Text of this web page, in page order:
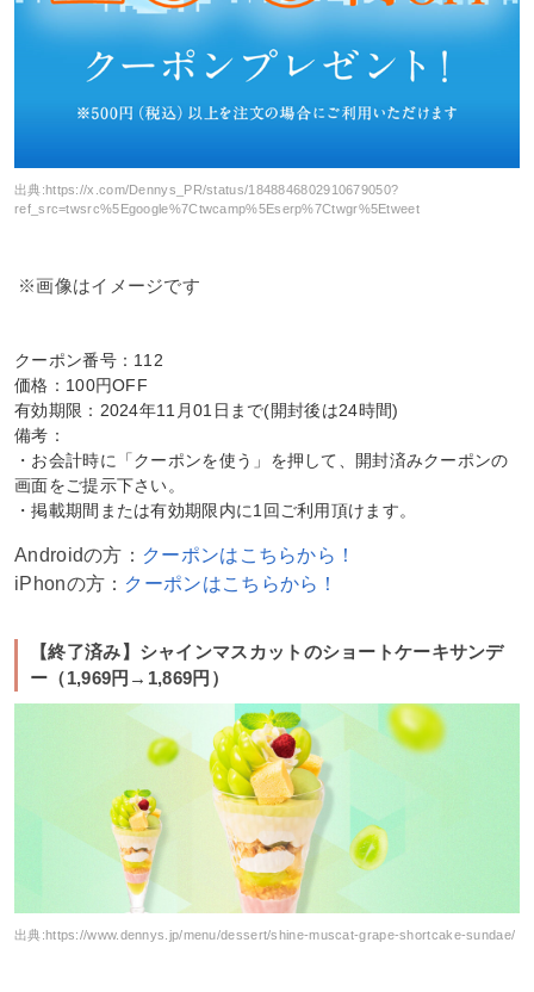
出典:https://x.com/Dennys_PR/status/1848846802910679050?
ref_src=twsrc%5Egoogle%7Ctwcamp%5Eserp%7Ctwgr%5Etweet
※画像はイメージです
クーポン番号：112
価格：100円OFF
有効期限：2024年11月01日まで(開封後は24時間)
備考：
・お会計時に「クーポンを使う」を押して、開封済みクーポンの
画面をご提示下さい。
・掲載期間または有効期限内に1回ご利用頂けます。
Androidの方： クーポンはこちらから！
iPhonの方： クーポンはこちらから！
【終了済み】シャインマスカットのショートケーキサンデ
ー（1,969円→1,869円）
出典:https://www.dennys.jp/menu/dessert/shine-muscat-grape-shortcake-sundae/